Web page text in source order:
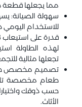
مما يجعلها قطعة
سهولة الصيانة:
للاستخدام
لهذه الطاولة
تجعلها مثالية
تصميم مخصص
طعام مخصصة تلبي
حسب ذوقك
الأثاث.